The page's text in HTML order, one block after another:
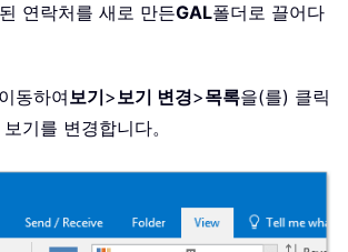
연락처를 새로 만든GAL폴더로 끌어다
동하여보기>보기 변경>목록을(를) 클릭
기를 변경합니다。